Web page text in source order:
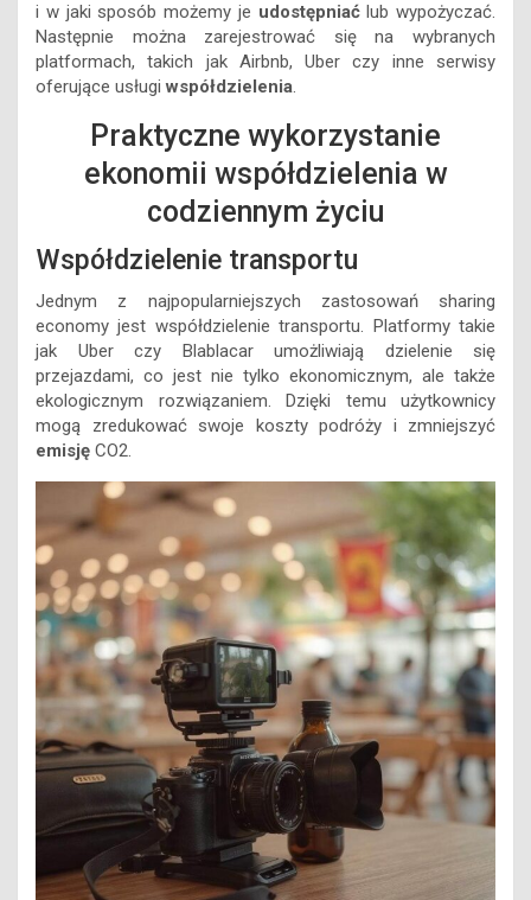
i w jaki sposób możemy je udostępniaćlub wypożyczać.
Następnie można zarejestrować się na wybranych
platformach, takich jak Airbnb, Uber czy inne serwisy
oferujące usługiwspółdzielenia.
Praktyczne wykorzystanie
ekonomii współdzielenia w
codziennym życiu
Współdzielenie transportu
Jednym z najpopularniejszych zastosowań sharing
economy jest współdzielenie transportu. Platformy takie
jak Uber czy Blablacar umożliwiają dzielenie się
przejazdami, co jest nie tylko ekonomicznym, ale także
ekologicznym rozwiązaniem. Dzięki temu użytkownicy
mogą zredukować swoje koszty podróży i zmniejszyć
emisję CO2.